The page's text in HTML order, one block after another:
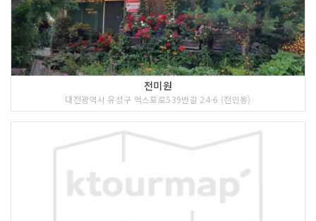
전미원
대전광역시 유성구 엑스포로539번길 24-6 (전민동)